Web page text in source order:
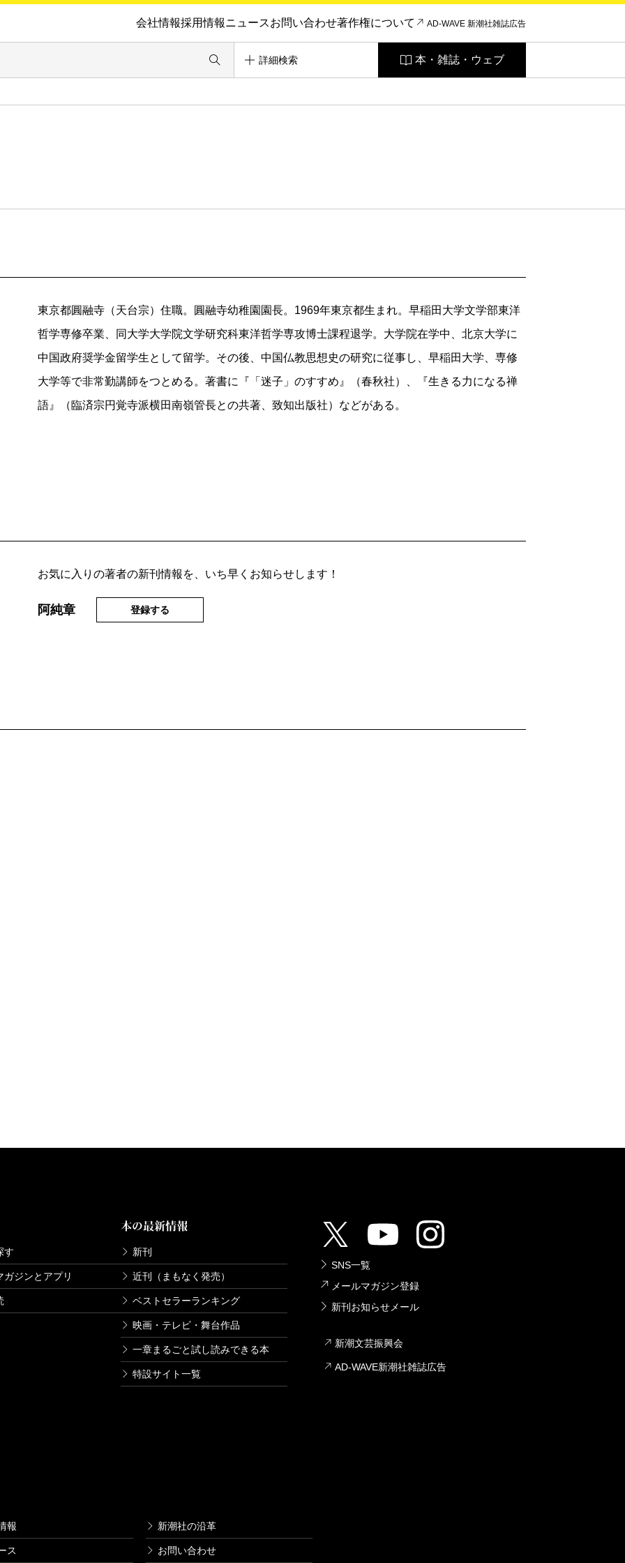
会社情報採用情報ニュースお問い合わせ著作権について AD-WAVE 新潮社雑誌広告
詳細検索 本・雑誌・ウェブ
東京都圓融寺（天台宗）住職。圓融寺幼稚園園長。1969年東京都生まれ。早稲田大学文学部東洋
哲学専修卒業、同大学大学院文学研究科東洋哲学専攻博士課程退学。大学院在学中、北京大学に
中国政府奨学金留学生として留学。その後、中国仏教思想史の研究に従事し、早稲田大学、専修
大学等で非常勤講師をつとめる。著書に『「迷子」のすすめ』（春秋社）、『生きる力になる禅
語』（臨済宗円覚寺派横田南嶺管長との共著、致知出版社）などがある。
お気に入りの著者の新刊情報を、いち早くお知らせします！
阿純章 登録する
す
ガジンとアプリ
本の最新情報
新刊
近刊（まもなく発売）
ベストセラーランキング
映画・テレビ・舞台作品
一章まるごと試し読みできる本
特設サイト一覧
報 新潮社の沿革
ス お問い合わせ
SNS一覧
メールマガジン登録
新刊お知らせメール
新潮文芸振興会
AD-WAVE新潮社雑誌広告